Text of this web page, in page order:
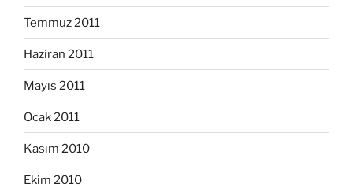
Temmuz 2011
Haziran 2011
Mayıs 2011
Ocak 2011
Kasım 2010
Ekim 2010